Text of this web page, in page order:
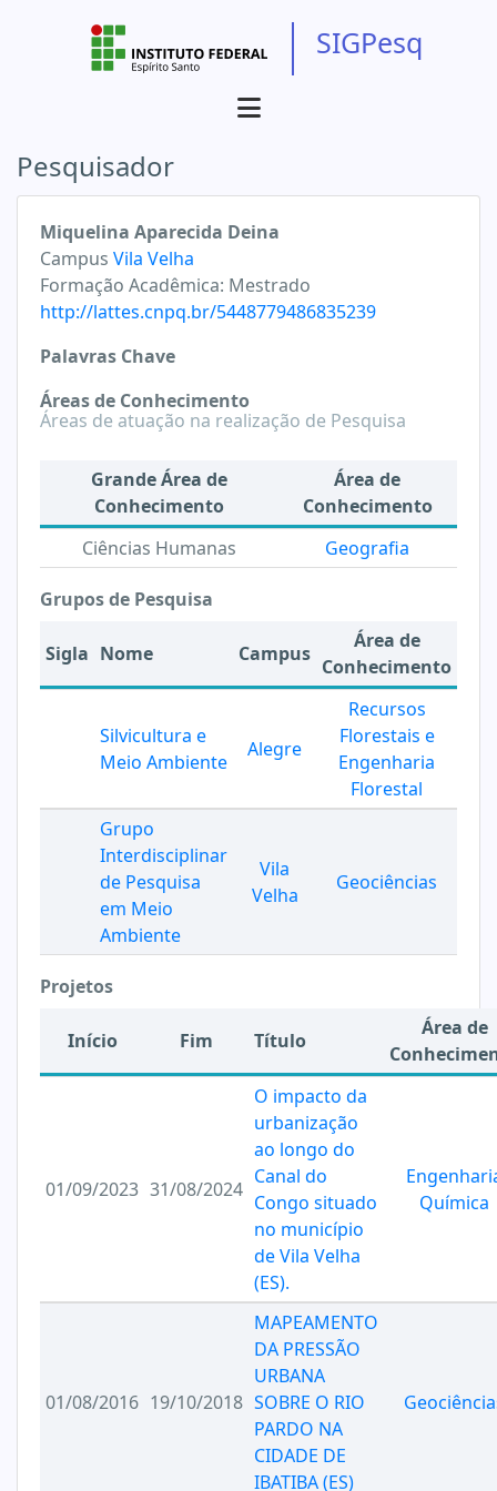
SIGPesq
Pesquisador
Miquelina Aparecida Deina
Campus Vila Velha
Formação Acadêmica: Mestrado
http://lattes.cnpq.br/5448779486835239
Palavras Chave
Áreas de Conhecimento
Áreas de atuação na realização de Pesquisa
Grande Área de
Conhecimento
Área de
Conhecimento
Ciências Humanas
Geografia
Grupos de Pesquisa
Sigla Nome Campus
Área de
Conhecimento
Silvicultura e
Meio Ambiente
Alegre
Recursos
Florestais e
Engenharia
Florestal
Grupo
Interdisciplinar
de Pesquisa
em Meio
Ambiente
Vila
Velha
Geociências
Projetos
Início Fim Título
Área de
01/09/2023 31/08/2024
O impacto da
urbanização
ao longo do
Canal do
Congo situado
no município
de Vila Velha
(ES).
Química
01/08/2016 19/10/2018
MAPEAMENTO
DA PRESSÃO
URBANA
SOBRE O RIO
PARDO NA
CIDADE DE
IBATIBA (ES)